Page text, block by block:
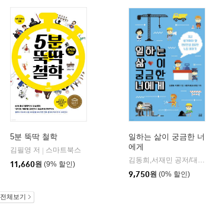
5분 뚝딱 철학
김필영 저 | 스마트북스
11,660원 (9% 할인)
일하는 삶이 궁금한 너
에게
9,750원 (0% 할인)
전체보기